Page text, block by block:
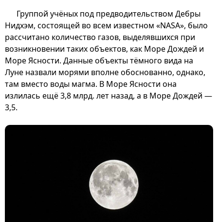
Группой учёных под предводительством Дебры
Нидхэм, состоящей во всем известном «NASA», было
рассчитано количество газов, выделявшихся при
возникновении таких объектов, как Море Дождей и
Море Ясности. Данные объекты тёмного вида на
Луне назвали морями вполне обоснованно, однако,
там вместо воды магма. В Море Ясности она
излилась ещё 3,8 млрд. лет назад, а в Море Дождей —
3,5.